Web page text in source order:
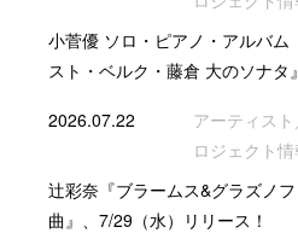
小菅優 ソロ・ピアノ・アルバム
スト・ベルク・藤倉 大のソナタ
2026.07.22
アーティス
ロジェクト情
辻彩奈『ブラームス&グラズノ
曲』、7/29（水）リリース！